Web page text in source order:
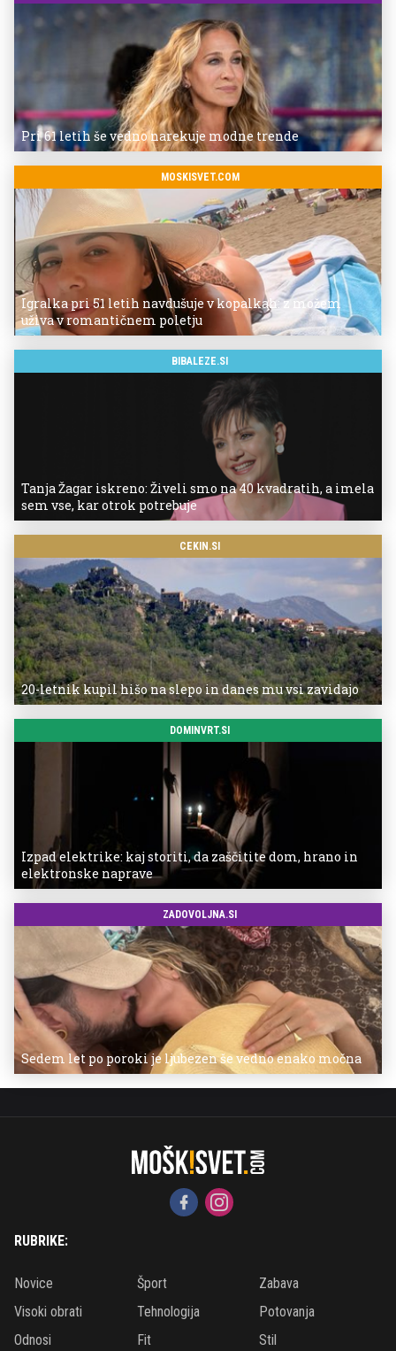
Pri 61 letih še vedno narekuje modne trende
MOSKISVET.COM
Igralka pri 51 letih navdušuje v kopalkah: z možem
uživa v romantičnem poletju
BIBALEZE.SI
Tanja Žagar iskreno: Živeli smo na 40 kvadratih, a imela
sem vse, kar otrok potrebuje
CEKIN.SI
20-letnik kupil hišo na slepo in danes mu vsi zavidajo
DOMINVRT.SI
Izpad elektrike: kaj storiti, da zaščitite dom, hrano in
elektronske naprave
ZADOVOLJNA.SI
Sedem let po poroki je ljubezen še vedno enako močna
RUBRIKE:
Novice Šport
Zabava
Visoki obrati
Tehnologija
Potovanja
Odnosi
Fit Stil